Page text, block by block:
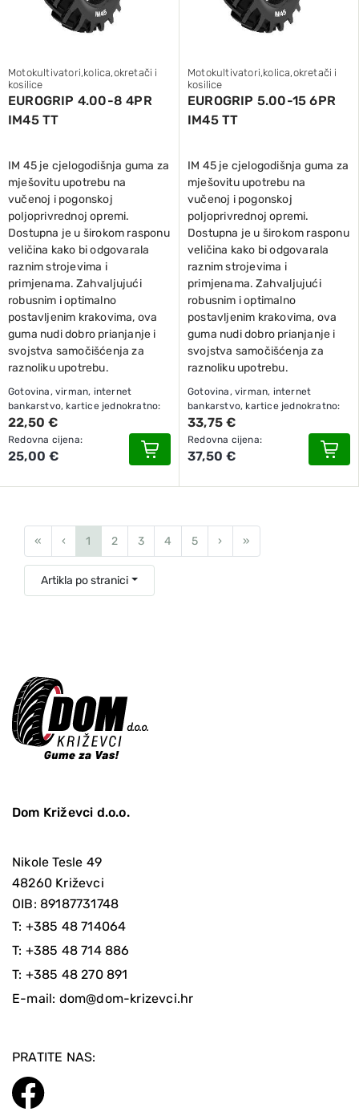
Motokultivatori,kolica,okretači i
kosilice
EUROGRIP 4.00-8 4PR
IM45 TT
IM 45 je cjelogodišnja guma za
mješovitu upotrebu na
vučenoj i pogonskoj
poljoprivrednoj opremi.
Dostupna je u širokom rasponu
veličina kako bi odgovarala
raznim strojevima i
primjenama. Zahvaljujući
robusnim i optimalno
postavljenim krakovima, ova
guma nudi dobro prianjanje i
svojstva samočišćenja za
raznoliku upotrebu.
Gotovina, virman, internet
bankarstvo, kartice jednokratno:
22,50 €
Redovna cijena:
25,00 €
Motokultivatori,kolica,okretači i
kosilice
EUROGRIP 5.00-15 6PR
IM45 TT
IM 45 je cjelogodišnja guma za
mješovitu upotrebu na
vučenoj i pogonskoj
poljoprivrednoj opremi.
Dostupna je u širokom rasponu
veličina kako bi odgovarala
raznim strojevima i
primjenama. Zahvaljujući
robusnim i optimalno
postavljenim krakovima, ova
guma nudi dobro prianjanje i
svojstva samočišćenja za
raznoliku upotrebu.
Gotovina, virman, internet
bankarstvo, kartice jednokratno:
33,75 €
Redovna cijena:
37,50 €
« First‹ Previous
1 2 3 4 5 ›Next»Last
Artikla po stranici
Dom Križevci d.o.o.
Nikole Tesle 49
48260 Križevci
OIB: 89187731748
T: +385 48 714064
T: +385 48 714 886
T: +385 48 270 891
E-mail: dom@dom-krizevci.hr
PRATITE NAS: